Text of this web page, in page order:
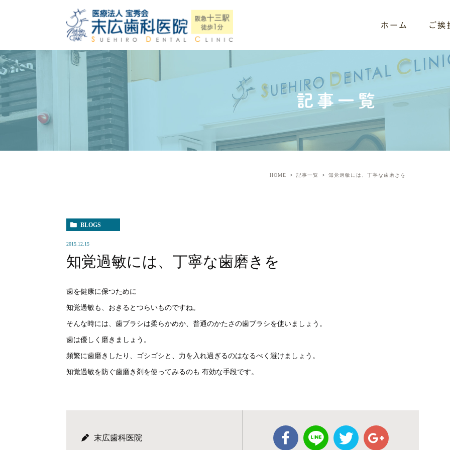
ホーム ご挨
記事一覧
HOME 記事一覧 知覚過敏には、丁寧な歯磨きを
BLOGS
2015.12.15
知覚過敏には、丁寧な歯磨きを
歯を健康に保つために
知覚過敏も、おきるとつらいものですね。
そんな時には、歯ブラシは柔らかめか、普通のかたさの歯ブラシを使いましょう。
歯は優しく磨きましょう。
頻繁に歯磨きしたり、ゴシゴシと、力を入れ過ぎるのはなるべく避けましょう。
知覚過敏を防ぐ歯磨き剤を使ってみるのも 有効な手段です。
末広歯科医院